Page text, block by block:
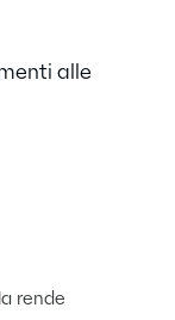
alle
rende